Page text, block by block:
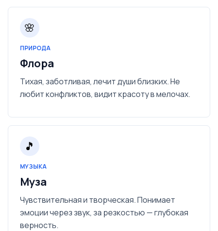
🌸
ПРИРОДА
Флора
Тихая, заботливая, лечит души близких. Не
любит конфликтов, видит красоту в мелочах.
🎵
МУЗЫКА
Муза
Чувствительная и творческая. Понимает
эмоции через звук, за резкостью — глубокая
верность.